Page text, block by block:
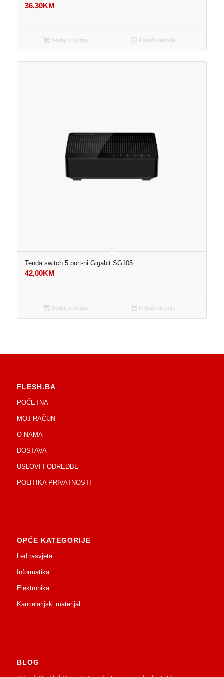
36,30KM
Dodaj u korpu Pokaži detalje
Tenda switch 5 port-ni Gigabit SG105
42,00KM
Dodaj u korpu Pokaži detalje
FLESH.BA
POČETNA
MOJ RAČUN
O NAMA
DOSTAVA
USLOVI I ODREDBE
POLITIKA PRIVATNOSTI
OPĆE KATEGORIJE
Led rasvjeta
Informatika
Elektronika
Kancelarijski materijal
BLOG